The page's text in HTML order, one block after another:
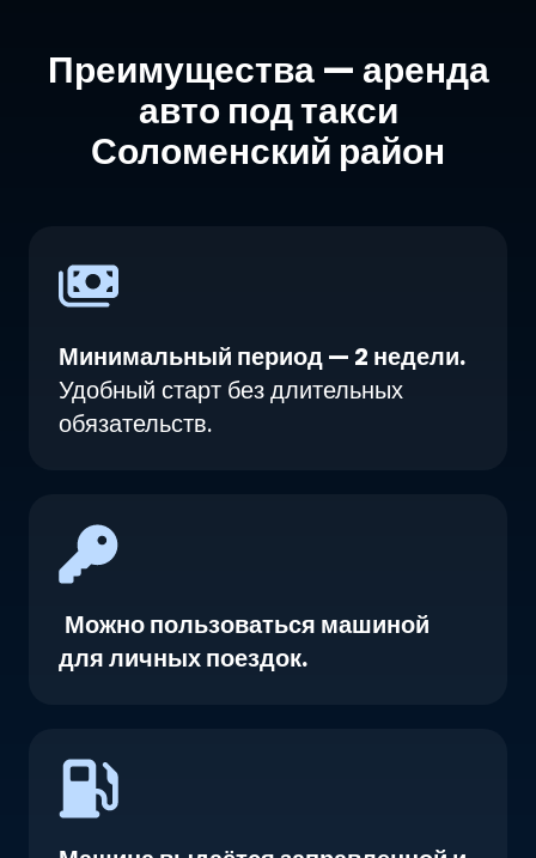
Преимущества — аренда
авто под такси
Соломенский район
Минимальный период — 2 недели.
Удобный старт без длительных
обязательств.
Можно пользоваться машиной
для личных поездок.